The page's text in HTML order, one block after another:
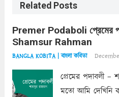
Related Posts
Premer Podaboli প্রেমের
Shamsur Rahman
BANGLA KOBITA | বাংলা কবিতা
প্রেমের পদাবলী –
মতো আমি দেখিনি